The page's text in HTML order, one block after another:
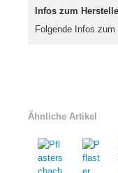
Infos zum
Folgende Infos
Ähnliche Artikel